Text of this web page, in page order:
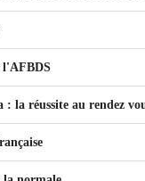
l'AFBDS
: la réussite au rendez